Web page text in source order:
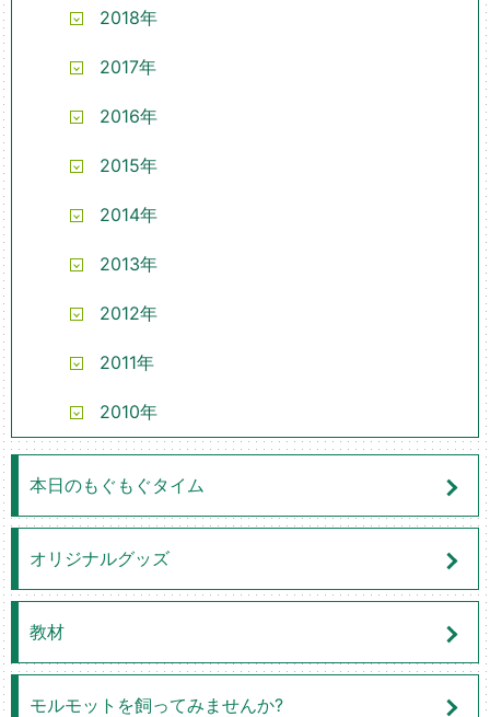
2018年
2017年
2016年
2015年
2014年
2013年
2012年
2011年
2010年
本日のもぐもぐタイム
オリジナルグッズ
教材
モルモットを飼ってみませんか?